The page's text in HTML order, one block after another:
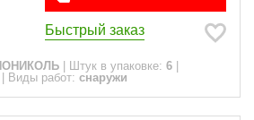
Быстрый заказ
Штук в упаковке: 6
Виды работ: снаружи